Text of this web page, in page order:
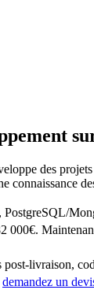
des
connaissance
PostgreSQL/
000€.
livraison,
demandez un